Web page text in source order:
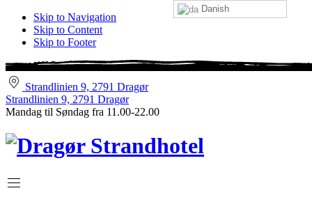
Skip to Navigation
Skip to Content
Skip to Footer
Strandlinien 9, 2791 Dragør
Strandlinien 9, 2791 Dragør
Mandag til Søndag fra 11.00-22.00
Danish